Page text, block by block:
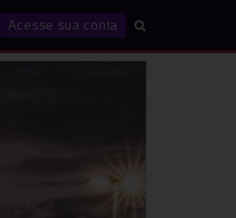
Acesse sua conta